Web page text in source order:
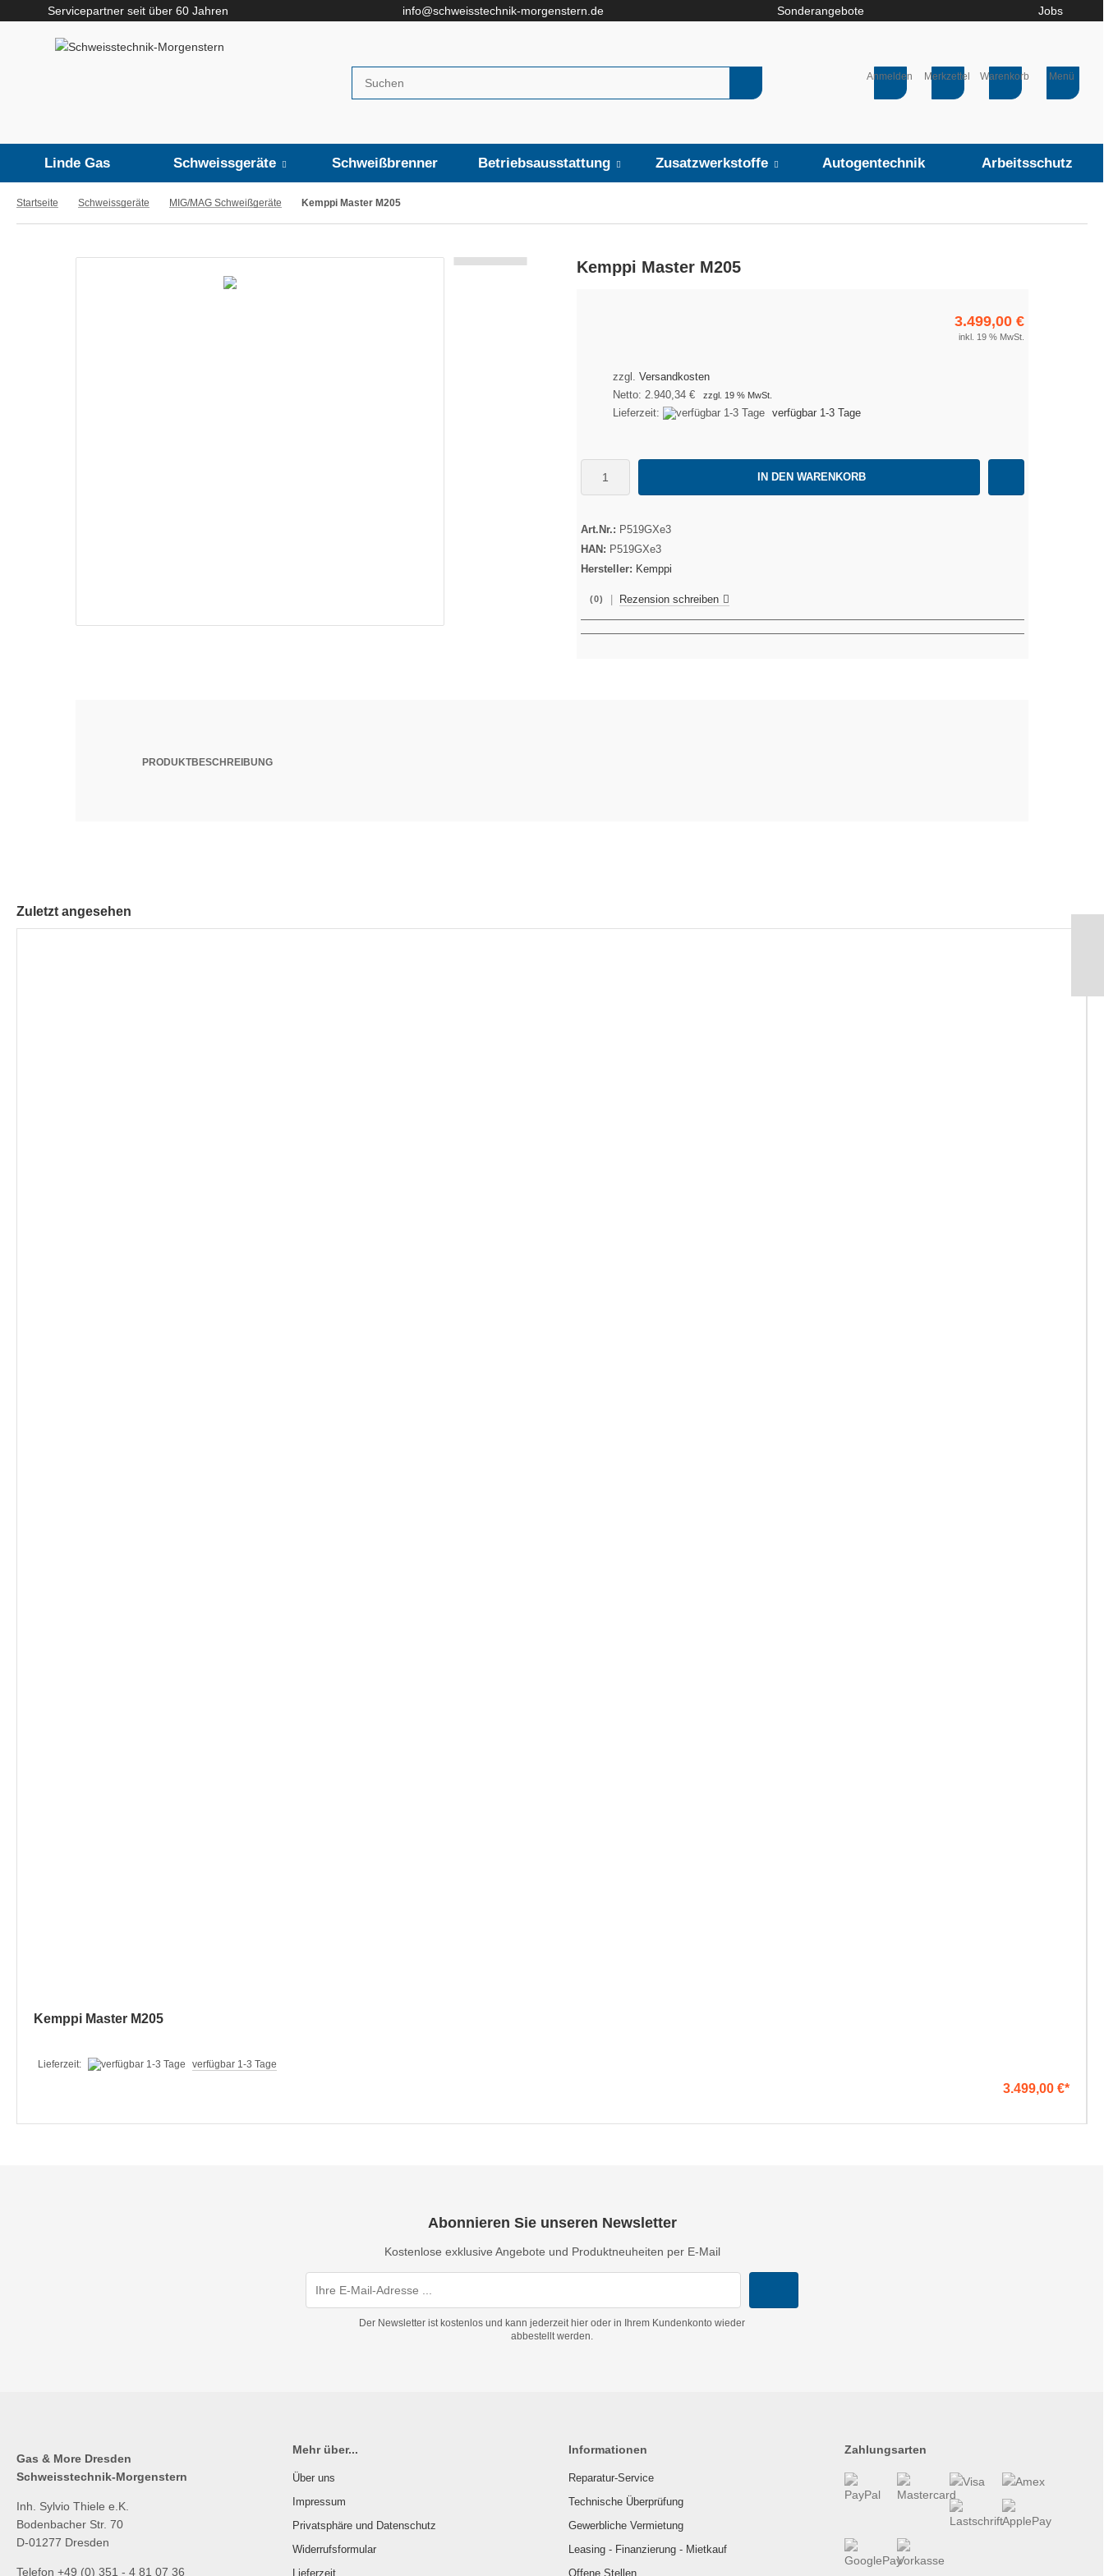
Servicepartner seit über 60 Jahren info@schweisstechnik-morgenstern.de Sonderangebote Jobs
Anmelden Merkzettel Warenkorb Menü
Linde Gas Schweissgeräte Schweißbrenner Betriebsausstattung Zusatzwerkstoffe Autogentechnik Arbeitsschutz
Startseite Schweissgeräte MIG/MAG Schweißgeräte Kemppi Master M205
Kemppi Master M205
3.499,00 €
inkl. 19 % MwSt.
zzgl. Versandkosten
Netto: 2.940,34 € zzgl. 19 % MwSt.
Lieferzeit: verfügbar 1-3 Tage
IN DEN WARENKORB
Art.Nr.: P519GXe3
HAN: P519GXe3
Hersteller: Kemppi
(0) Rezension schreiben
PRODUKTBESCHREIBUNG
Zuletzt angesehen
Kemppi Master M205
Lieferzeit: verfügbar 1-3 Tage
3.499,00 €
Abonnieren Sie unseren Newsletter
Kostenlose exklusive Angebote und Produktneuheiten per E-Mail
Der Newsletter ist kostenlos und kann jederzeit hier oder in Ihrem Kundenkonto wieder
abbestellt werden.
Gas & More Dresden
Schweisstechnik-Morgenstern
Inh. Sylvio Thiele e.K.
Bodenbacher Str. 70
D-01277 Dresden
Telefon +49 (0) 351 - 4 81 07 36
Mehr über...
Über uns
Impressum
Privatsphäre und Datenschutz
Widerrufsformular
Lieferzeit
Informationen
Reparatur-Service
Technische Überprüfung
Gewerbliche Vermietung
Leasing - Finanzierung - Mietkauf
Offene Stellen
Zahlungsarten